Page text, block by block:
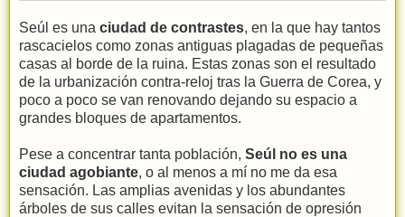
Seúl es una ciudad de contrastes, en la que hay tantos
rascacielos como zonas antiguas plagadas de pequeñas
casas al borde de la ruina. Estas zonas son el resultado
de la urbanización contra-reloj tras la Guerra de Corea, y
poco a poco se van renovando dejando su espacio a
grandes bloques de apartamentos.
Pese a concentrar tanta población, Seúl no es una
ciudad agobiante, o al menos a mí no me da esa
sensación. Las amplias avenidas y los abundantes
árboles de sus calles evitan la sensación de opresión